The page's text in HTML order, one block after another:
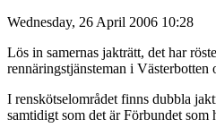
Wednesday, 26 April 2006 10:28
Lös in samernas jakträtt, det har
rennäringstjänsteman i Västerbotten
I renskötselområdet finns dubbla
samtidigt som det är Förbundet